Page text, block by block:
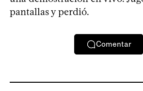
pantallas y perdió.
Comentar